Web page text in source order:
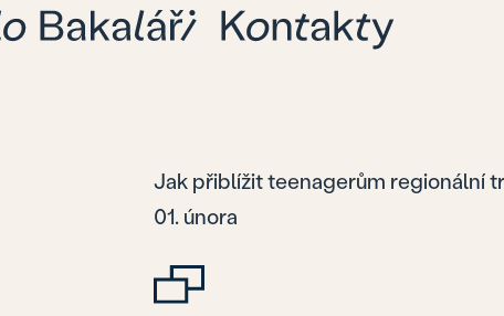
Jak přiblížit teenagerům regionální
01. února